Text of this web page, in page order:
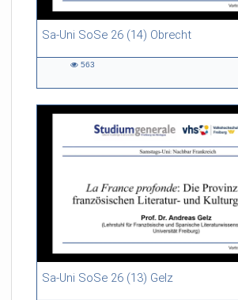
Sa-Uni SoSe 26 (14) Obrecht
46:53 duration
563
Sa-Uni SoSe 26 (13) Gelz
55:13 duration